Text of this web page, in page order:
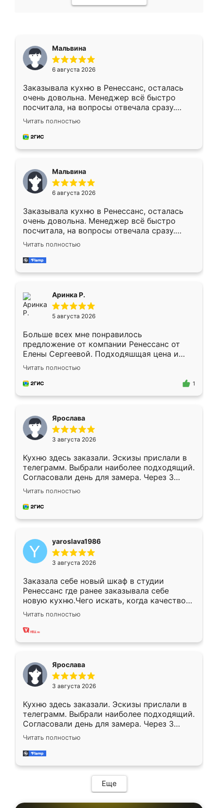
Мальвина
6 августа 2026
Заказывала кухню в Ренессанс, осталась
очень довольна. Менеджер всё быстро
посчитала, на вопросы отвечала сразу.
Замерщик приехал в субботу, подошёл к
делу со всей ответственностью. Собрали
за день, ребята работали аккуратно, даже
Читать полностью
Мальвина
6 августа 2026
Заказывала кухню в Ренессанс, осталась
очень довольна. Менеджер всё быстро
посчитала, на вопросы отвечала сразу.
Замерщик приехал в субботу, подошёл к
делу со всей ответственностью. Собрали
за день, ребята работали аккуратно, даже
Читать полностью
Аринка Р.
5 августа 2026
Больше всех мне понравилось
предложение от компании Ренессанс от
Елены Сергеевой. Подходяшщая цена и
короткие сроки изготовления. Приехавший
для замера сотрудник Владислав
предложил по моему эскизу самый
Читать полностью
1
Ярослава
3 августа 2026
Кухню здесь заказали. Эскизы прислали в
телеграмм. Выбрали наиболее подходящий.
Согласовали день для замера. Через 3
недели кухня была уже готова. Остались
довольны работой. Спасибо Ренессанс
мебель за качественную работу!
Читать полностью
yaroslava1986
3 августа 2026
Заказала себе новый шкаф в студии
Ренессанс где ранее заказывала себе
новую кухню.Чего искать, когда качеством
вполне довольна. Служит кухня уже почти
два года, нареканий нет.
Читать полностью
Ярослава
3 августа 2026
Кухню здесь заказали. Эскизы прислали в
телеграмм. Выбрали наиболее подходящий.
Согласовали день для замера. Через 3
недели кухня была уже готова. Остались
довольны работой. Спасибо Ренессанс
мебель за качественную работу!
Читать полностью
Еще